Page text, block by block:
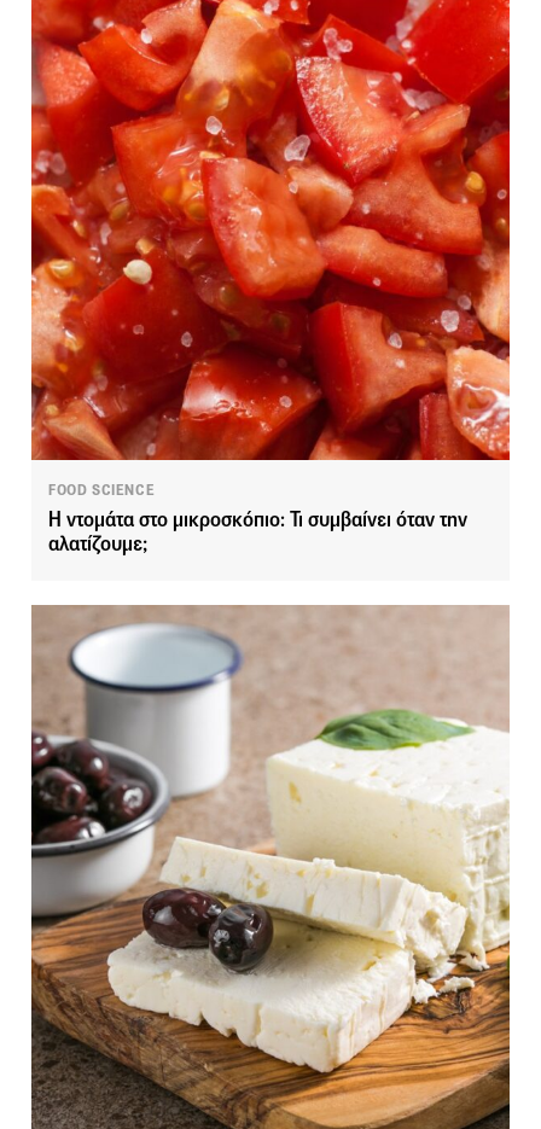
FOOD SCIENCE
Η ντομάτα στο μικροσκόπιο: Τι συμβαίνει όταν την
αλατίζουμε;